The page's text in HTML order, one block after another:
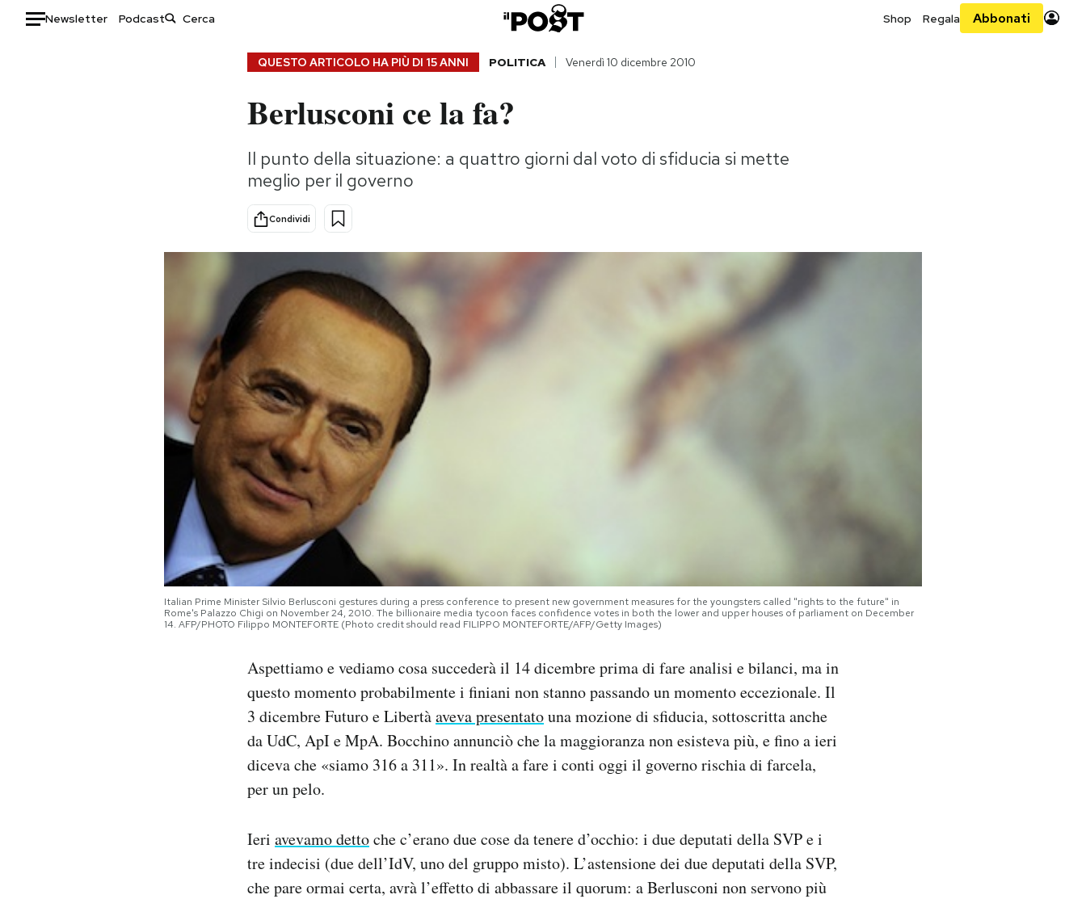
Newsletter Podcast Shop Regala Abbonati
Consumismi
Storie/Idee
Ok Boomer!
Media
Altrecose
Mondiali calcio 2026
QUESTO ARTICOLO HA PIÙ DI 15 ANNI POLITICA Venerdì 10 dicembre 2010
Berlusconi ce la fa?
Il punto della situazione: a quattro giorni dal voto di sfiducia si mette
meglio per il governo
Condividi
Italian Prime Minister Silvio Berlusconi gestures during a press conference to present new government measures for the youngsters called "rights to the future" in
Rome's Palazzo Chigi on November 24, 2010. The billionaire media tycoon faces confidence votes in both the lower and upper houses of parliament on December
14. AFP/PHOTO Filippo MONTEFORTE (Photo credit should read FILIPPO MONTEFORTE/AFP/Getty Images)
Aspettiamo e vediamo cosa succederà il 14 dicembre prima di fare analisi e bilanci, ma in
questo momento probabilmente i finiani non stanno passando un momento eccezionale. Il
3 dicembre Futuro e Libertàaveva presentatouna mozione di sfiducia, sottoscritta anche
da UdC, ApI e MpA. Bocchino annunciò che la maggioranza non esisteva più, e fino a ieri
diceva che «siamo 316 a 311». In realtà a fare i conti oggi il governo rischia di farcela,
per un pelo.
Ieri avevamo dettoche c’erano due cose da tenere d’occhio: i due deputati della SVP e i
tre indecisi (due dell’IdV, uno del gruppo misto). L’astensione dei due deputati della SVP,
che pare ormai certa, avrà l’effetto di abbassare il quorum: a Berlusconi non servono più